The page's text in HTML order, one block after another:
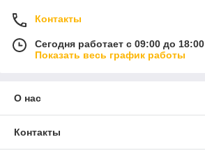
Контакты
Сегодня работает с 09:00 до 18:00
Показать весь график работы
О нас
Контакты